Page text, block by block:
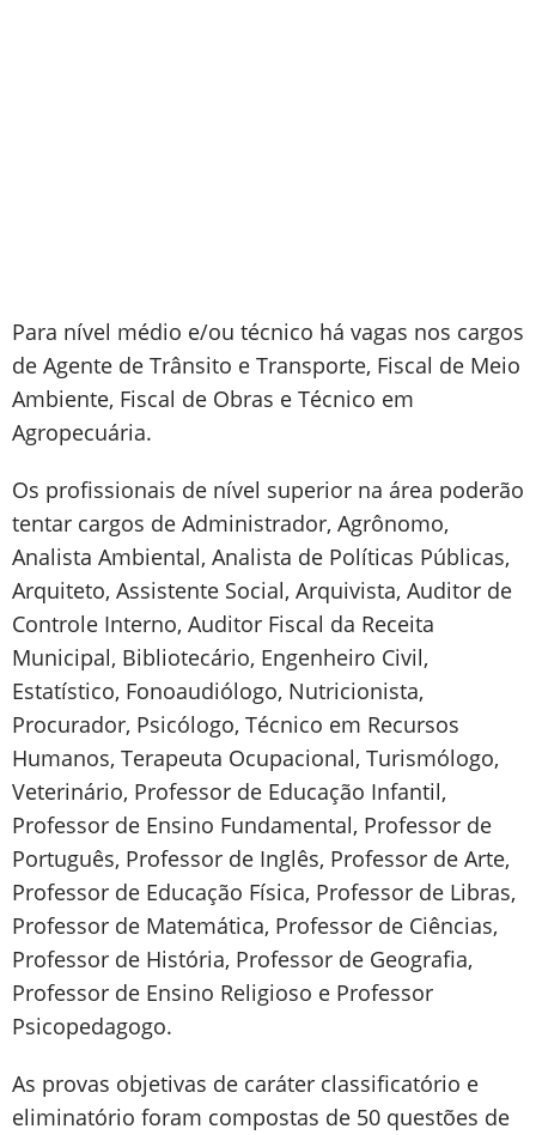
Para nível médio e/ou técnico há vagas nos cargos
de Agente de Trânsito e Transporte, Fiscal de Meio
Ambiente, Fiscal de Obras e Técnico em
Agropecuária.
Os profissionais de nível superior na área poderão
tentar cargos de Administrador, Agrônomo,
Analista Ambiental, Analista de Políticas Públicas,
Arquiteto, Assistente Social, Arquivista, Auditor de
Controle Interno, Auditor Fiscal da Receita
Municipal, Bibliotecário, Engenheiro Civil,
Estatístico, Fonoaudiólogo, Nutricionista,
Procurador, Psicólogo, Técnico em Recursos
Humanos, Terapeuta Ocupacional, Turismólogo,
Veterinário, Professor de Educação Infantil,
Professor de Ensino Fundamental, Professor de
Português, Professor de Inglês, Professor de Arte,
Professor de Educação Física, Professor de Libras,
Professor de Matemática, Professor de Ciências,
Professor de História, Professor de Geografia,
Professor de Ensino Religioso e Professor
Psicopedagogo.
As provas objetivas de caráter classificatório e
eliminatório foram compostas de 50 questões de